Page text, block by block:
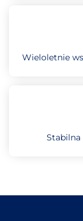
Wieloletnie
Stabilna